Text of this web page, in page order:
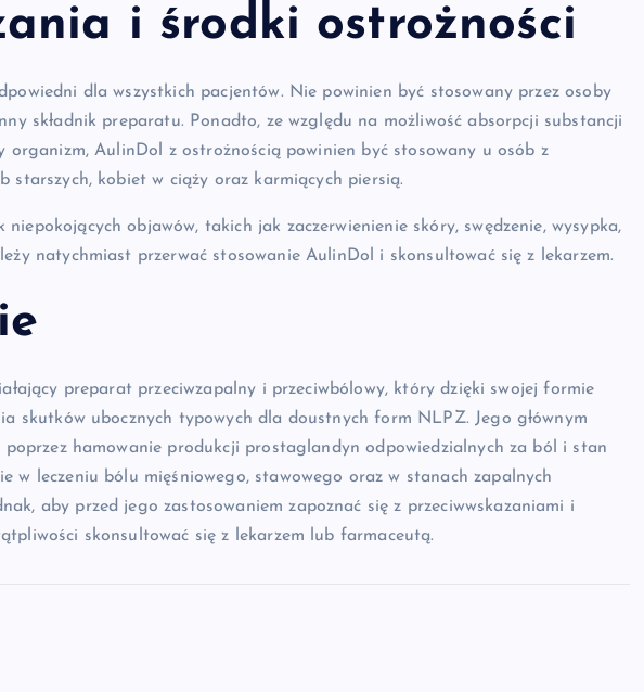
i środki ostrożności
dla wszystkich pacjentów. Nie powinien być stosowany przez osoby
składnik preparatu. Ponadto, ze względu na możliwość absorpcji substancji
organizm, AulinDol z ostrożnością powinien być stosowany u osób z
starszych, kobiet w ciąży oraz karmiących piersią.
objawów, takich jak zaczerwienienie skóry, swędzenie, wysypka,
natychmiast przerwać stosowanie AulinDol i skonsultować się z lekarzem.
preparat przeciwzapalny i przeciwbólowy, który dzięki swojej formie
skutków ubocznych typowych dla doustnych form NLPZ. Jego głównym
poprzez hamowanie produkcji prostaglandyn odpowiedzialnych za ból i stan
w leczeniu bólu mięśniowego, stawowego oraz w stanach zapalnych
aby przed jego zastosowaniem zapoznać się z przeciwwskazaniami i
skonsultować się z lekarzem lub farmaceutą.